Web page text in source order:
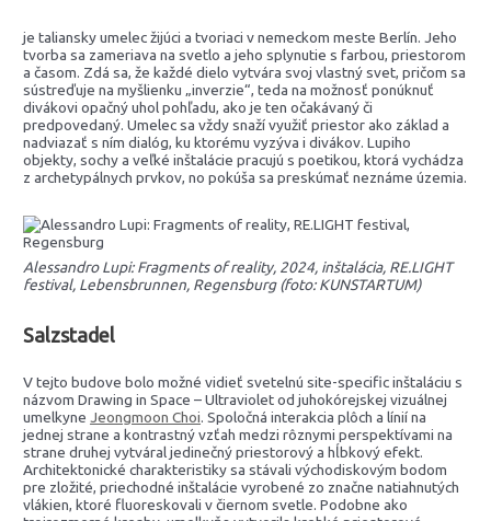
je taliansky umelec žijúci a tvoriaci v nemeckom meste Berlín. Jeho
tvorba sa zameriava na svetlo a jeho splynutie s farbou, priestorom
a časom. Zdá sa, že každé dielo vytvára svoj vlastný svet, pričom sa
sústreďuje na myšlienku „inverzie“, teda na možnosť ponúknuť
divákovi opačný uhol pohľadu, ako je ten očakávaný či
predpovedaný. Umelec sa vždy snaží využiť priestor ako základ a
nadviazať s ním dialóg, ku ktorému vyzýva i divákov. Lupiho
objekty, sochy a veľké inštalácie pracujú s poetikou, ktorá vychádza
z archetypálnych prvkov, no pokúša sa preskúmať neznáme územia.
Alessandro Lupi: Fragments of reality, 2024, inštalácia, RE.LIGHT
festival, Lebensbrunnen, Regensburg (foto: KUNSTARTUM)
Salzstadel
V tejto budove bolo možné vidieť svetelnú site-specific inštaláciu s
názvom Drawing in Space – Ultraviolet od juhokórejskej vizuálnej
umelkyne Jeongmoon Choi. Spoločná interakcia plôch a línií na
jednej strane a kontrastný vzťah medzi rôznymi perspektívami na
strane druhej vytváral jedinečný priestorový a hĺbkový efekt.
Architektonické charakteristiky sa stávali východiskovým bodom
pre zložité, priechodné inštalácie vyrobené zo značne natiahnutých
vlákien, ktoré fluoreskovali v čiernom svetle. Podobne ako